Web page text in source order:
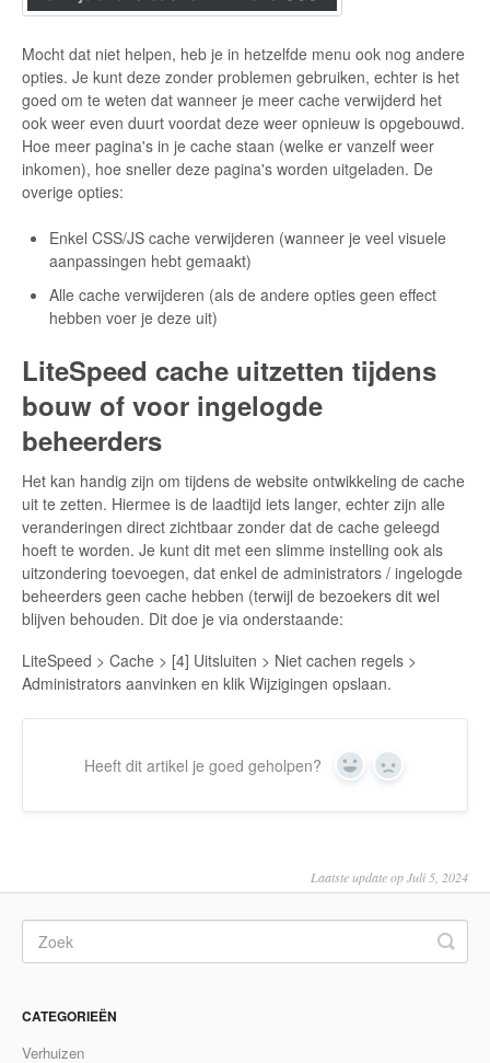
Mocht dat niet helpen, heb je in hetzelfde menu ook nog andere
opties. Je kunt deze zonder problemen gebruiken, echter is het
goed om te weten dat wanneer je meer cache verwijderd het
ook weer even duurt voordat deze weer opnieuw is opgebouwd.
Hoe meer pagina's in je cache staan (welke er vanzelf weer
inkomen), hoe sneller deze pagina's worden uitgeladen. De
overige opties:
Enkel CSS/JS cache verwijderen (wanneer je veel visuele
aanpassingen hebt gemaakt)
Alle cache verwijderen (als de andere opties geen effect
hebben voer je deze uit)
LiteSpeed cache uitzetten tijdens
bouw of voor ingelogde
beheerders
Het kan handig zijn om tijdens de website ontwikkeling de cache
uit te zetten. Hiermee is de laadtijd iets langer, echter zijn alle
veranderingen direct zichtbaar zonder dat de cache geleegd
hoeft te worden. Je kunt dit met een slimme instelling ook als
uitzondering toevoegen, dat enkel de administrators / ingelogde
beheerders geen cache hebben (terwijl de bezoekers dit wel
blijven behouden. Dit doe je via onderstaande:
LiteSpeed > Cache > [4] Uitsluiten > Niet cachen regels >
Administrators aanvinken en klik Wijzigingen opslaan.
Heeft dit artikel je goed geholpen? Yes No
Laatste update op Juli 5, 2024
CATEGORIEËN
Verhuizen